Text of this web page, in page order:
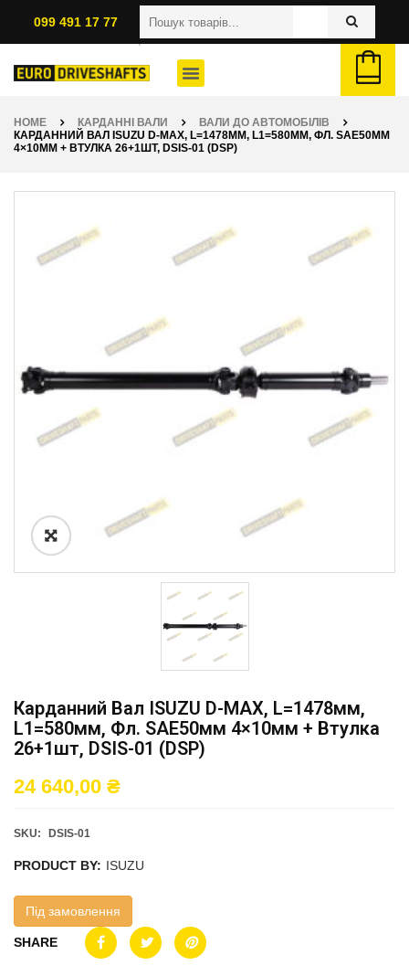
099 491 17 77
HOME КАРДАННІ ВАЛИ
ВАЛИ ДО АВТОМОБІЛІВ
КАРДАННИЙ ВАЛ ISUZU D-MAX, L=1478ММ, L1=580ММ, ФЛ. SAE50ММ
4×10ММ + ВТУЛКА 26+1ШТ, DSIS-01 (DSP)
Карданний Вал ISUZU D-MAX, L=1478мм,
L1=580мм, Фл. SAE50мм 4×10мм + Втулка
26+1шт, DSIS-01 (DSP)
24 640,00 ₴
SKU: DSIS-01
PRODUCT BY: ISUZU
Під замовлення
SHARE